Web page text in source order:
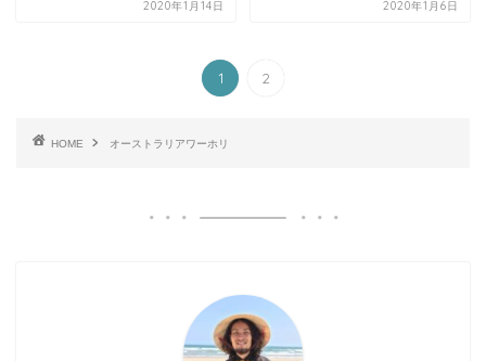
2020年1月14日 2020年1月6日
1 2
HOME オーストラリアワーホリ